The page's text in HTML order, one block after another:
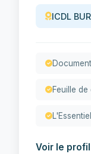
ICDL
Feuille
Voir le profil